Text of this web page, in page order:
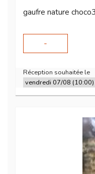
gaufre nature
-
Réception souhaitée le